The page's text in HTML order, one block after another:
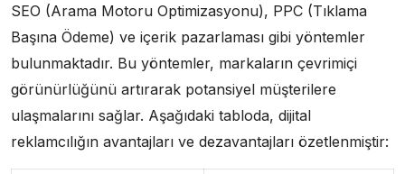
SEO (Arama Motoru Optimizasyonu), PPC (Tıklama
Başına Ödeme) ve içerik pazarlaması gibi yöntemler
bulunmaktadır. Bu yöntemler, markaların çevrimiçi
görünürlüğünü artırarak potansiyel müşterilere
ulaşmalarını sağlar. Aşağıdaki tabloda, dijital
reklamcılığın avantajları ve dezavantajları özetlenmiştir: